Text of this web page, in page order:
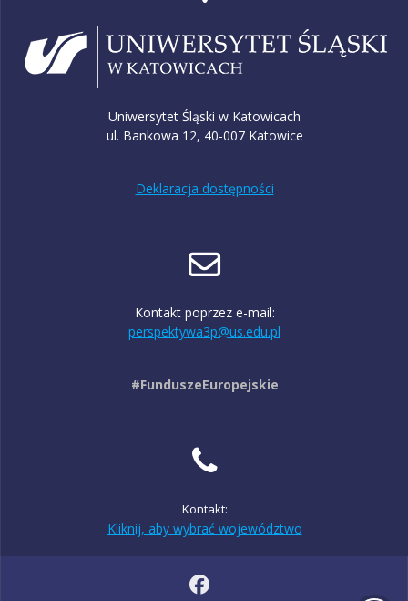
Uniwersytet Śląski w Katowicach
ul. Bankowa 12, 40-007 Katowice
Deklaracja dostępności
Kontakt poprzez e-mail:
perspektywa3p@us.edu.pl
#FunduszeEuropejskie
Kontakt:
Kliknij, aby wybrać województwo